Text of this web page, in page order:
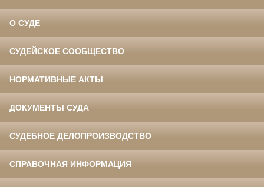
О СУДЕ
СУДЕЙСКОЕ СООБЩЕСТВО
НОРМАТИВНЫЕ АКТЫ
ДОКУМЕНТЫ СУДА
СУДЕБНОЕ ДЕЛОПРОИЗВОДСТВО
СПРАВОЧНАЯ ИНФОРМАЦИЯ